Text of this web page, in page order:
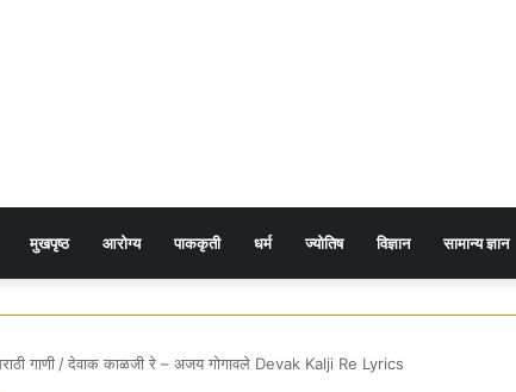
मुखपृष्ठ आरोग्य पाककृती धर्म ज्योतिष विज्ञान सामान्य ज्ञान
गाणी /देवाक काळजी रे – अजय गोगावले Devak Kalji Re Lyrics